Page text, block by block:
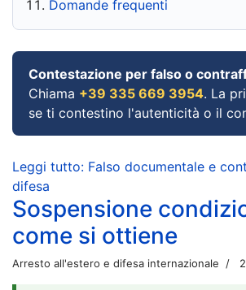
Domande frequenti
Contestazione per falso o
Chiama +39 335 669 3954. La
se ti contestino l'autenticità o il
Leggi tutto: Falso documentale e
difesa
Sospensione
come si ottiene
Arresto all'estero e difesa internazionale